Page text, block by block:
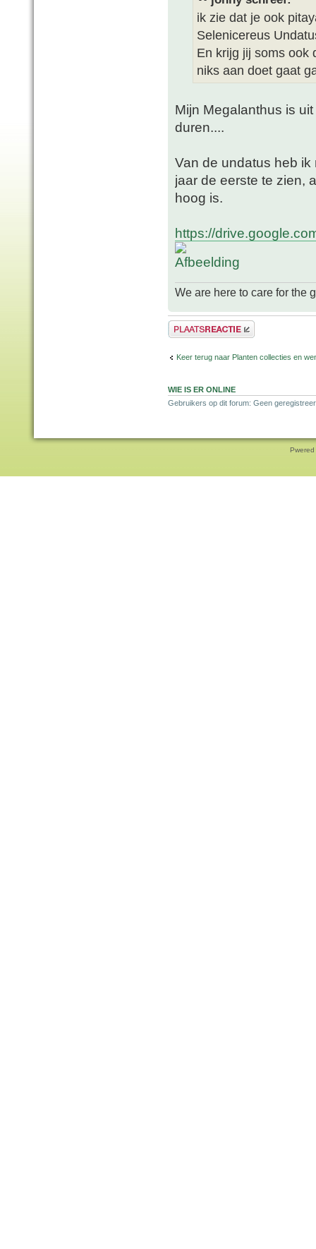
ik zie dat je ook
Selenicereus
En krijg jij soms ook
niks aan doet gaat
Mijn Megalanthus is
duren....
Van de undatus heb
jaar de eerste te zien,
hoog is.
https://
We are here to care for the
Plaats een reactie
Keer terug naar Planten collecties en
WIE IS ER ONLINE
Gebruikers op dit forum: Geen